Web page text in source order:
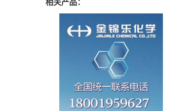
相关产品：